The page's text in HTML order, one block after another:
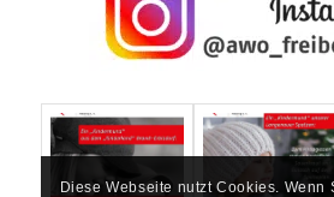
Diese Webseite nutzt Cookies. Wenn